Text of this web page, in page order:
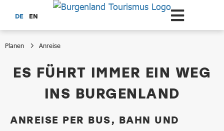
Zum Hauptinhalt springen
DE EN
Planen Anreise
AnreiseES FÜHRT IMMER EIN WEG
INS BURGENLAND
ANREISE PER BUS, BAHN UND